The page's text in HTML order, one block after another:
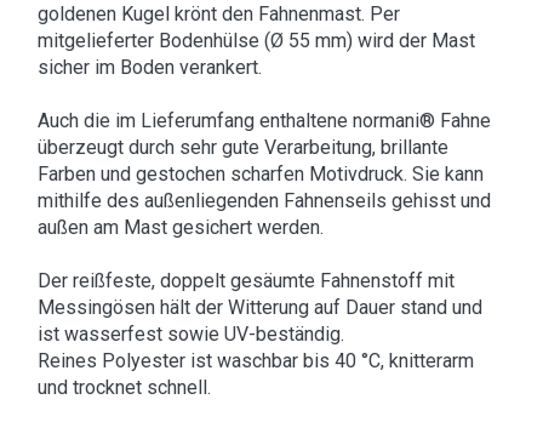
goldenen Kugel krönt den Fahnenmast. Per
mitgelieferter Bodenhülse (Ø 55 mm) wird der Mast
sicher im Boden verankert.
Auch die im Lieferumfang enthaltene normani® Fahne
überzeugt durch sehr gute Verarbeitung, brillante
Farben und gestochen scharfen Motivdruck. Sie kann
mithilfe des außenliegenden Fahnenseils gehisst und
außen am Mast gesichert werden.
Der reißfeste, doppelt gesäumte Fahnenstoff mit
Messingösen hält der Witterung auf Dauer stand und
ist wasserfest sowie UV-beständig.
Reines Polyester ist waschbar bis 40 °C, knitterarm
und trocknet schnell.